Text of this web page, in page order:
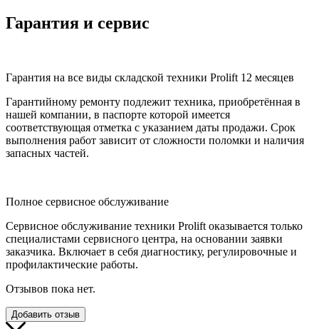
Гарантия и сервис
Гарантия на все виды складской техники Prolift 12 месяцев
Гарантийному ремонту подлежит техника, приобретённая в
нашей компании, в паспорте которой имеется
соответствующая отметка с указанием даты продажи. Срок
выполнения работ зависит от сложности поломки и наличия
запасных частей.
Полное сервисное обслуживание
Сервисное обслуживание техники Prolift оказывается только
специалистами сервисного центра, на основании заявки
заказчика. Включает в себя диагностику, регулировочные и
профилактические работы.
Отзывов пока нет.
Добавить отзыв